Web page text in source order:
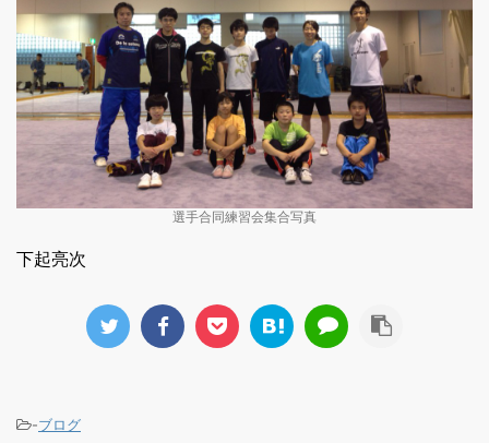
選手合同練習会集合写真
下起亮次
-ブログ